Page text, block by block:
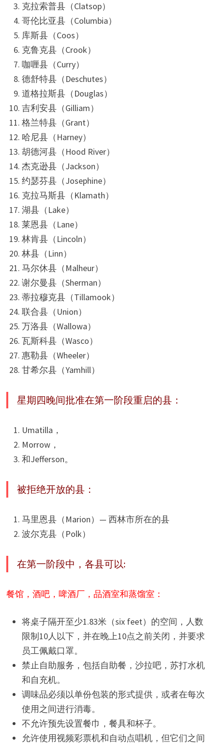
克拉索普县（Clatsop）
哥伦比亚县（Columbia）
库斯县（Coos）
克鲁克县（Crook）
咖喱县（Curry）
德舒特县（Deschutes）
道格拉斯县（Douglas）
吉利安县（Gilliam）
格兰特县（Grant）
哈尼县（Harney）
胡德河县（Hood River）
杰克逊县（Jackson）
约瑟芬县（Josephine）
克拉马斯县（Klamath）
湖县（Lake）
莱恩县（Lane）
林肯县（Lincoln）
林县（Linn）
马尔休县（Malheur）
谢尔曼县（Sherman）
蒂拉穆克县（Tillamook）
联合县（Union）
万洛县（Wallowa）
瓦斯科县（Wasco）
惠勒县（Wheeler）
甘希尔县（Yamhill）
星期四晚间批准在第一阶段重启的县：
Umatilla，
Morrow，
和Jefferson。
被拒绝开放的县：
马里恩县（Marion）— 西林市所在的县
波尔克县（Polk）
在第一阶段中，各县可以:
餐馆，酒吧，啤酒厂，品酒室和蒸馏室：
将桌子隔开至少1.83米（six feet）的空间，人数
限制10人以下，并在晚上10点之前关闭，并要求
员工佩戴口罩。
禁止自助服务，包括自助餐，沙拉吧，苏打水机
和自充机。
调味品必须以单份包装的形式提供，或者在每次
使用之间进行消毒。
不允许预先设置餐巾，餐具和杯子。
允许使用视频彩票机和自动点唱机，但它们之间